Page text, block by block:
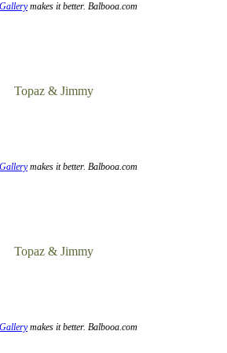
makes it better. Balbooa.com
Topaz & Jimmy
makes it better. Balbooa.com
Topaz & Jimmy
makes it better. Balbooa.com